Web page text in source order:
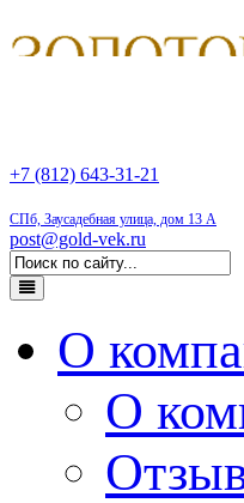
+7 (812) 643-31-21
СПб, Заусадебная улица, дом 13 А
post@gold-vek.ru
О
О